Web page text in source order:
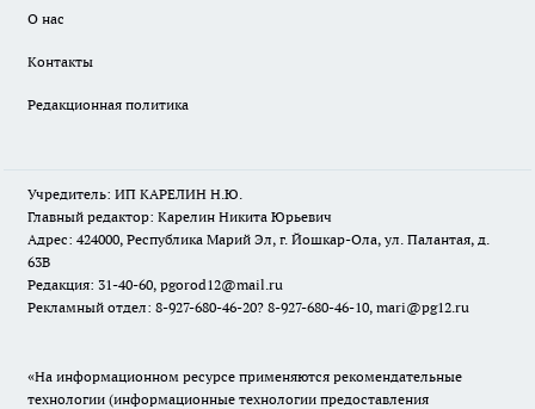
О нас
Контакты
Редакционная политика
Учредитель: ИП КАРЕЛИН Н.Ю.
Главный редактор: Карелин Никита Юрьевич
Адрес: 424000, Республика Марий Эл, г. Йошкар-Ола, ул. Палантая, д.
63В
Редакция: 31-40-60, pgorod12@mail.ru
Рекламный отдел: 8-927-680-46-20? 8-927-680-46-10, mari@pg12.ru
«На информационном ресурсе применяются рекомендательные
технологии (информационные технологии предоставления